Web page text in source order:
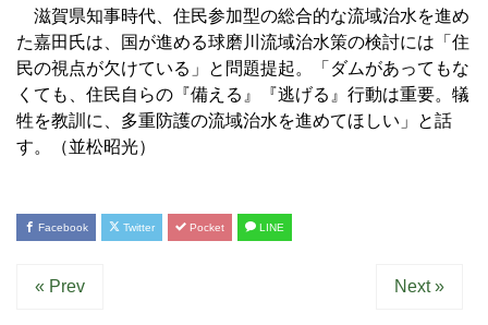
滋賀県知事時代、住民参加型の総合的な流域治水を進め
た嘉田氏は、国が進める球磨川流域治水策の検討には「住
民の視点が欠けている」と問題提起。「ダムがあってもな
くても、住民自らの『備える』『逃げる』行動は重要。犠
牲を教訓に、多重防護の流域治水を進めてほしい」と話
す。（並松昭光）
Facebook Twitter Pocket LINE
« Prev Next »